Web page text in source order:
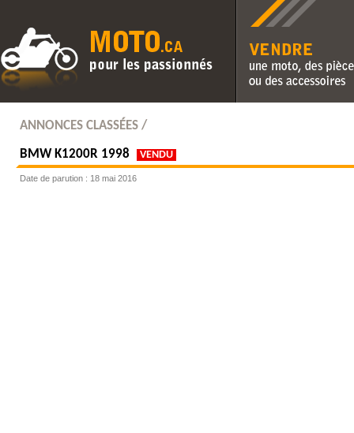
Vendre une moto, des
des accessoires
ANNONCES CLASSÉES /
BMW K1200R 1998 VENDU
Date de parution : 18 mai 2016